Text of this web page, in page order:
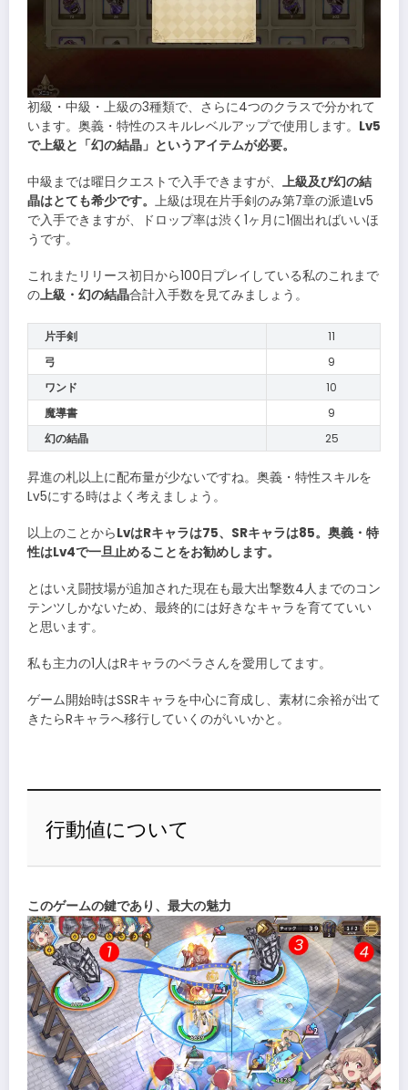
初級・中級・上級の3種類で、さらに4つのクラスで分かれて
います。奥義・特性のスキルレベルアップで使用します。 Lv5
で上級と「幻の結晶」というアイテムが必要。
中級までは曜日クエストで入手できますが、 上級及び幻の結
晶はとても希少です。 上級は現在片手剣のみ第7章の派遣Lv5
で入手できますが、ドロップ率は渋く1ヶ月に1個出ればいいほ
うです。
これまたリリース初日から100日プレイしている私のこれまで
の上級・幻の結晶合計入手数を見てみましょう。
片手剣
11
弓
9
ワンド
10
魔導書
9
幻の結晶
25
昇進の札以上に配布量が少ないですね。奥義・特性スキルを
Lv5にする時はよく考えましょう。
以上のことからLvはRキャラは75、SRキャラは85。奥義・特
性はLv4で一旦止めることをお勧めします。
とはいえ闘技場が追加された現在も最大出撃数4人までのコン
テンツしかないため、最終的には好きなキャラを育てていい
と思います。
私も主力の1人はRキャラのベラさんを愛用してます。
ゲーム開始時はSSRキャラを中心に育成し、素材に余裕が出て
きたらRキャラへ移行していくのがいいかと。
行動値について
このゲームの鍵であり、最大の魅力